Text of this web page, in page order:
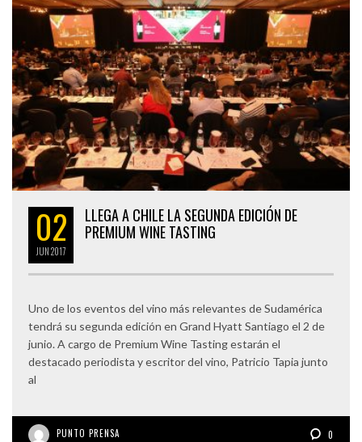
02
JUN2017
LLEGA A CHILE LA SEGUNDA EDICIÓN DE
PREMIUM WINE TASTING
Uno de los eventos del vino más relevantes de Sudamérica
tendrá su segunda edición en Grand Hyatt Santiago el 2 de
junio. A cargo de Premium Wine Tasting estarán el
destacado periodista y escritor del vino, Patricio Tapia junto
al
PUNTO PRENSA 0